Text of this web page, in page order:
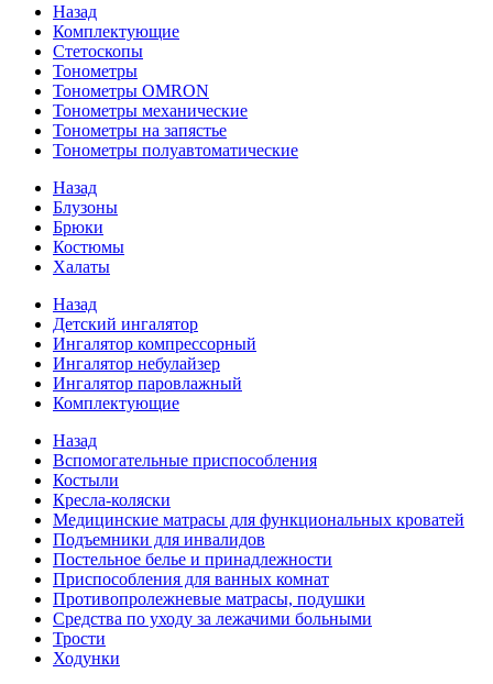
Назад
Комплектующие
Стетоскопы
Тонометры
Тонометры OMRON
Тонометры механические
Тонометры на запястье
Тонометры полуавтоматические
Назад
Блузоны
Брюки
Костюмы
Халаты
Назад
Детский ингалятор
Ингалятор компрессорный
Ингалятор небулайзер
Ингалятор паровлажный
Комплектующие
Назад
Вспомогательные приспособления
Костыли
Кресла-коляски
Медицинские матрасы для функциональных кроватей
Подъемники для инвалидов
Постельное белье и принадлежности
Приспособления для ванных комнат
Противопролежневые матрасы, подушки
Средства по уходу за лежачими больными
Трости
Ходунки